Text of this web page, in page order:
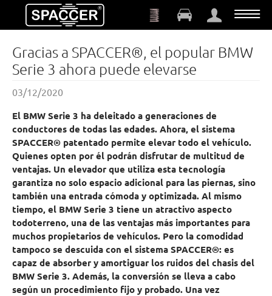
Saltar al contenido principal
Gracias a SPACCER®, el popular BMW
Serie 3 ahora puede elevarse
03/12/2020
El BMW Serie 3 ha deleitado a generaciones de
conductores de todas las edades. Ahora, el sistema
SPACCER® patentado permite elevar todo el vehículo.
Quienes opten por él podrán disfrutar de multitud de
ventajas. Un elevador que utiliza esta tecnología
garantiza no solo espacio adicional para las piernas, sino
también una entrada cómoda y optimizada. Al mismo
tiempo, el BMW Serie 3 tiene un atractivo aspecto
todoterreno, una de las ventajas más importantes para
muchos propietarios de vehículos. Pero la comodidad
tampoco se descuida con el sistema SPACCER®: es
capaz de absorber y amortiguar los ruidos del chasis del
BMW Serie 3. Además, la conversión se lleva a cabo
según un procedimiento fijo y probado. Una vez